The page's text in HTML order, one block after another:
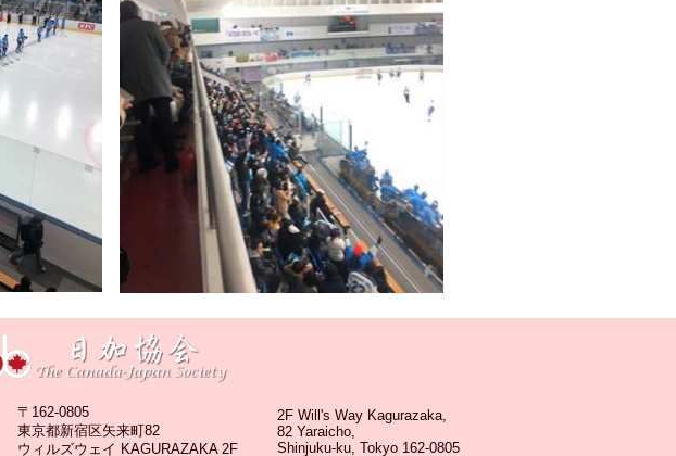
〒162-0805
東京都新宿区矢来町82
ウィルズウェイ KAGURAZAKA 2F
2F Will's Way Kagurazaka,
82 Yaraicho,
Shinjuku-ku, Tokyo 162-0805